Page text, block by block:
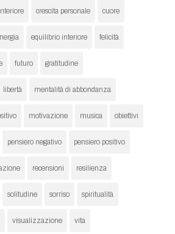
crescita personale cuore
equilibrio interiore felicità
futuro gratitudine
libertà mentalità di abbondanza
motivazione musica obiettivi
pensiero negativo pensiero positivo
recensioni resilienza
solitudine sorriso spiritualità
visualizzazione vita